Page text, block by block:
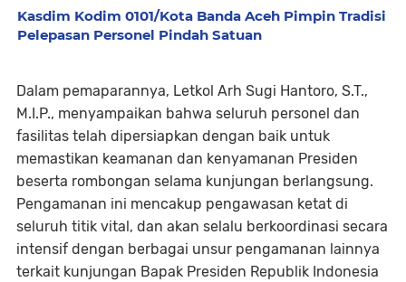
Kasdim Kodim 0101/Kota Banda Aceh Pimpin Tradisi
Pelepasan Personel Pindah Satuan
Dalam pemaparannya, Letkol Arh Sugi Hantoro, S.T.,
M.I.P., menyampaikan bahwa seluruh personel dan
fasilitas telah dipersiapkan dengan baik untuk
memastikan keamanan dan kenyamanan Presiden
beserta rombongan selama kunjungan berlangsung.
Pengamanan ini mencakup pengawasan ketat di
seluruh titik vital, dan akan selalu berkoordinasi secara
intensif dengan berbagai unsur pengamanan lainnya
terkait kunjungan Bapak Presiden Republik Indonesia